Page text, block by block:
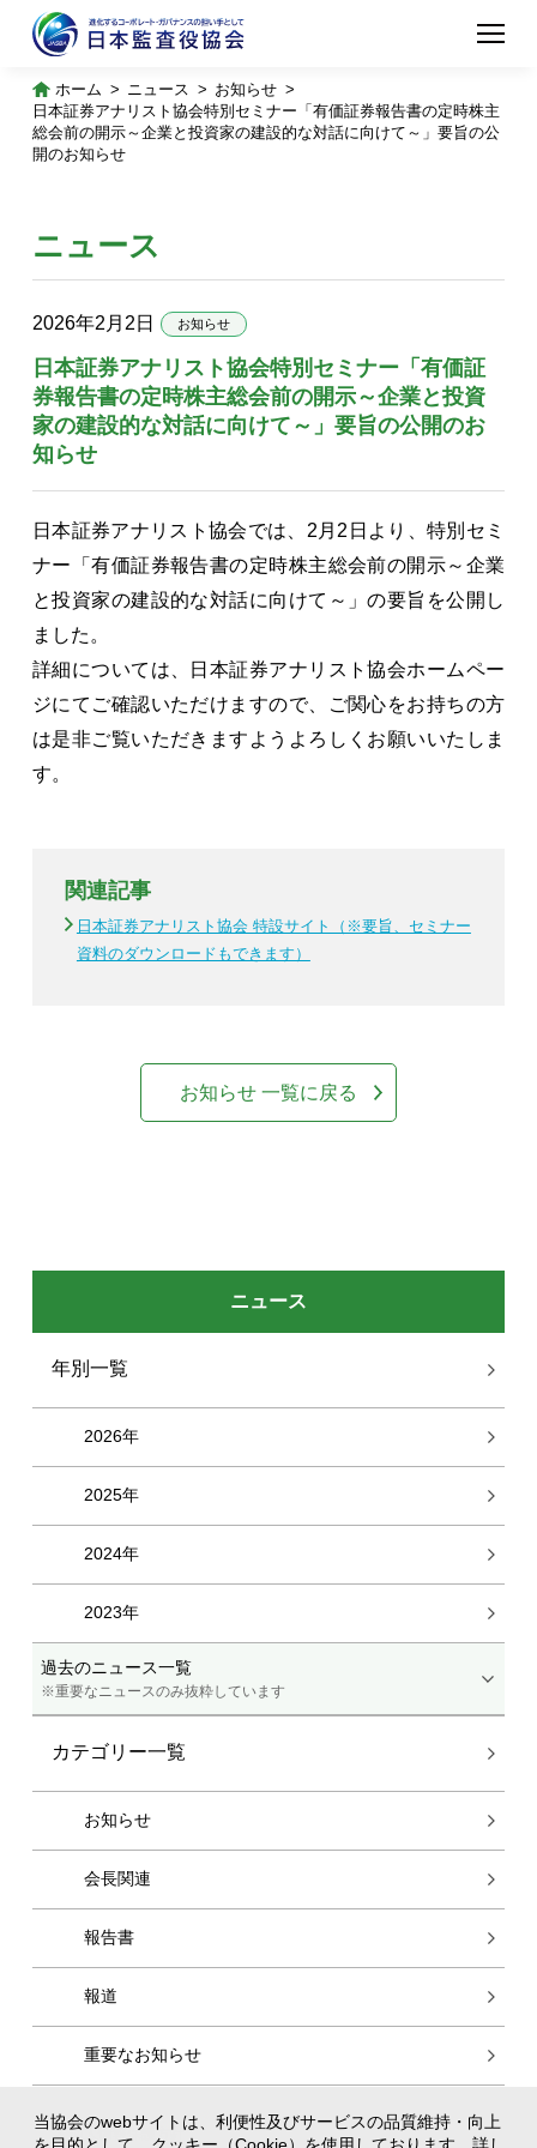
ホーム ニュース
お知らせ
日本証券アナリスト協会特別セミナー「有価証券報告書の定時株主
総会前の開示～企業と投資家の建設的な対話に向けて～」要旨の公
開のお知らせ
ニュース
年別一覧
過去のニュース一覧
※重要なニュースのみ抜粋しています
2026年
2025年
2024年
2023年
カテゴリー一覧
お知らせ
会長関連
報告書
報道
重要なお知らせ
ニュース
2026年2月2日 お知らせ
日本証券アナリスト協会特別セミナー「有価証
券報告書の定時株主総会前の開示～企業と投資
家の建設的な対話に向けて～」要旨の公開のお
知らせ
日本証券アナリスト協会では、2月2日より、特別セミ
ナー「有価証券報告書の定時株主総会前の開示～企業
と投資家の建設的な対話に向けて～」の要旨を公開し
ました。
詳細については、日本証券アナリスト協会ホームペー
ジにてご確認いただけますので、ご関心をお持ちの方
は是非ご覧いただきますようよろしくお願いいたしま
す。
関連記事
日本証券アナリスト協会 特設サイト（※要旨、セミナー
資料のダウンロードもできます）
お知らせ 一覧に戻る
個人情報保護方針
当協会のwebサイトは、利便性及びサービスの品質維持・向上